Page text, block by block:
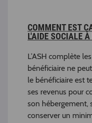
COMMENT EST
L'AIDE SOCIALE
L’ASH complète
bénéficiaire ne
le bénéficiaire est
ses revenus pour
son hébergement,
conserver un